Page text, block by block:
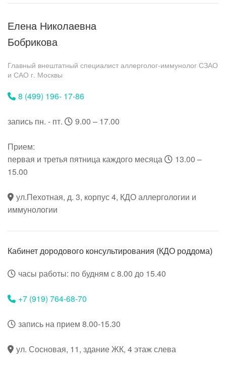
Елена Николаевна
Бобрикова
Главный внештатный специалист аллерголог-иммунолог СЗАО
и САО г. Москвы
8 (499) 196- 17-86
запись пн. - пт. 9.00 – 17.00
Прием:
первая и третья пятница каждого месяца
13.00 –
15.00
ул.Пехотная, д. 3, корпус 4, КДО аллергологии и
иммунологии
Кабинет дородового консультирования (КДО роддома)
часы работы: по будням с 8.00 до 15.40
+7 (919) 764-68-70
запись на прием 8.00-15.30
ул. Сосновая, 11, здание ЖК, 4 этаж слева